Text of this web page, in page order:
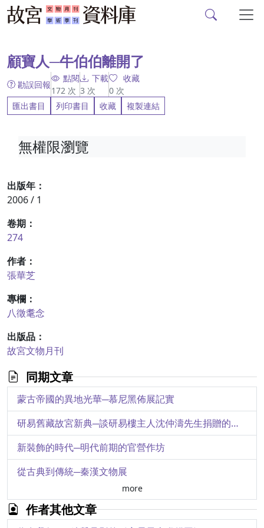
顧寶人─牛伯伯離開了
勘誤回報
點閱
172 次
下載
3 次
收藏
0 次
匯出書目
列印書目 收藏 複製連結
出版年：
2006 / 1
卷期：
274
作者：
張華芝
專欄：
八徵耄念
出版品：
故宮文物月刊
同期文章
蒙古帝國的異地光華─慕尼黑佈展記實
研易舊藏故宮新典─談研易樓主人沈仲濤先生捐贈的二部宋刊珍本
新裝飾的時代─明代前期的官營作坊
從古典到傳統─秦漢文物展
茶文化：略看幾點日本「茶室」建築的特色
more
作者其他文章
無權限瀏覽